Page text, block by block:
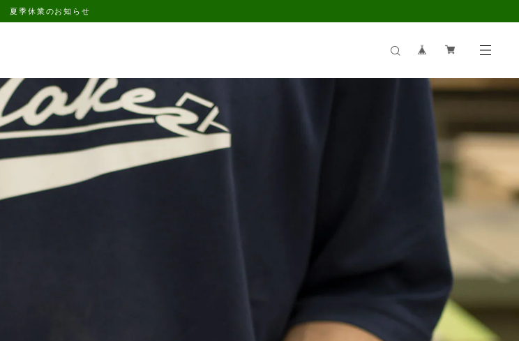
夏季休業のお知らせ